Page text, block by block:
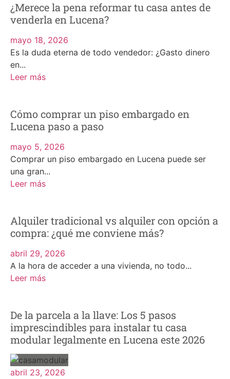
¿Merece la pena reformar tu casa antes de
venderla en Lucena?
mayo 18, 2026
Es la duda eterna de todo vendedor: ¿Gasto dinero
en...
Leer más
Cómo comprar un piso embargado en
Lucena paso a paso
mayo 5, 2026
Comprar un piso embargado en Lucena puede ser
una gran...
Leer más
Alquiler tradicional vs alquiler con opción a
compra: ¿qué me conviene más?
abril 29, 2026
A la hora de acceder a una vivienda, no todo...
Leer más
De la parcela a la llave: Los 5 pasos
imprescindibles para instalar tu casa
modular legalmente en Lucena este 2026
abril 23, 2026